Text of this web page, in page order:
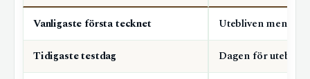
Vanligaste första tecknet Utebliven mens
Tidigaste testdag Dagen för